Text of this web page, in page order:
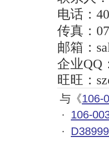
电话：
传真：
邮箱：
企业QQ
旺旺：
与《106-
· 106-
·